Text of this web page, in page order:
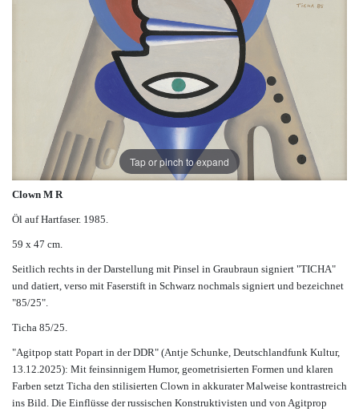
Tap or pinch to expand
Clown M R
Öl auf Hartfaser. 1985.
59 x 47 cm.
Seitlich rechts in der Darstellung mit Pinsel in Graubraun signiert "TICHA"
und datiert, verso mit Faserstift in Schwarz nochmals signiert und bezeichnet
"85/25".
Ticha 85/25.
"Agitpop statt Popart in der DDR" (Antje Schunke, Deutschlandfunk Kultur,
13.12.2025): Mit feinsinnigem Humor, geometrisierten Formen und klaren
Farben setzt Ticha den stilisierten Clown in akkurater Malweise kontrastreich
ins Bild. Die Einflüsse der russischen Konstruktivisten und von Agitprop